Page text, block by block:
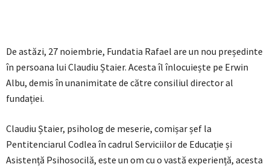
De astăzi, 27 noiembrie, Fundatia Rafael are un nou președinte
în persoana lui Claudiu Ștaier. Acesta îl înlocuiește pe Erwin
Albu, demis în unanimitate de către consiliul director al
fundației.
Claudiu Ștaier, psiholog de meserie, comișar șef la
Pentitenciarul Codlea în cadrul Serviciilor de Educație și
Asistență Psihosocilă, este un om cu o vastă experiență, acesta